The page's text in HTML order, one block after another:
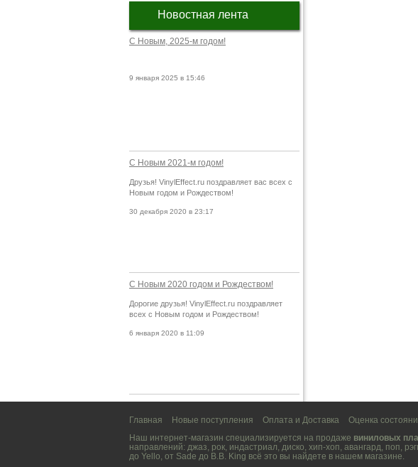
Новостная лента
С Новым, 2025-м годом!
9 января 2025 в 15:46
С Новым 2021-м годом!
Друзья! VinylEffect.ru поздравляет вас всех с
Новым годом и Рождеством!
30 декабря 2020 в 23:17
С Новым 2020 годом и Рождеством!
Дорогие друзья! VinylEffect.ru поздравляет
всех с Новым годом и Рождеством!
6 января 2020 в 11:09
Главная Новые поступления Оплата и Доставка Оценка
Наш интернет-магазин специализируется на продаже виниловых
направлений: джаз, рок, индастриал, диско, хип-хоп, авангард, поп,
до Yello, от Sade до B.B. King всё это вы найдете в нашем магазине.